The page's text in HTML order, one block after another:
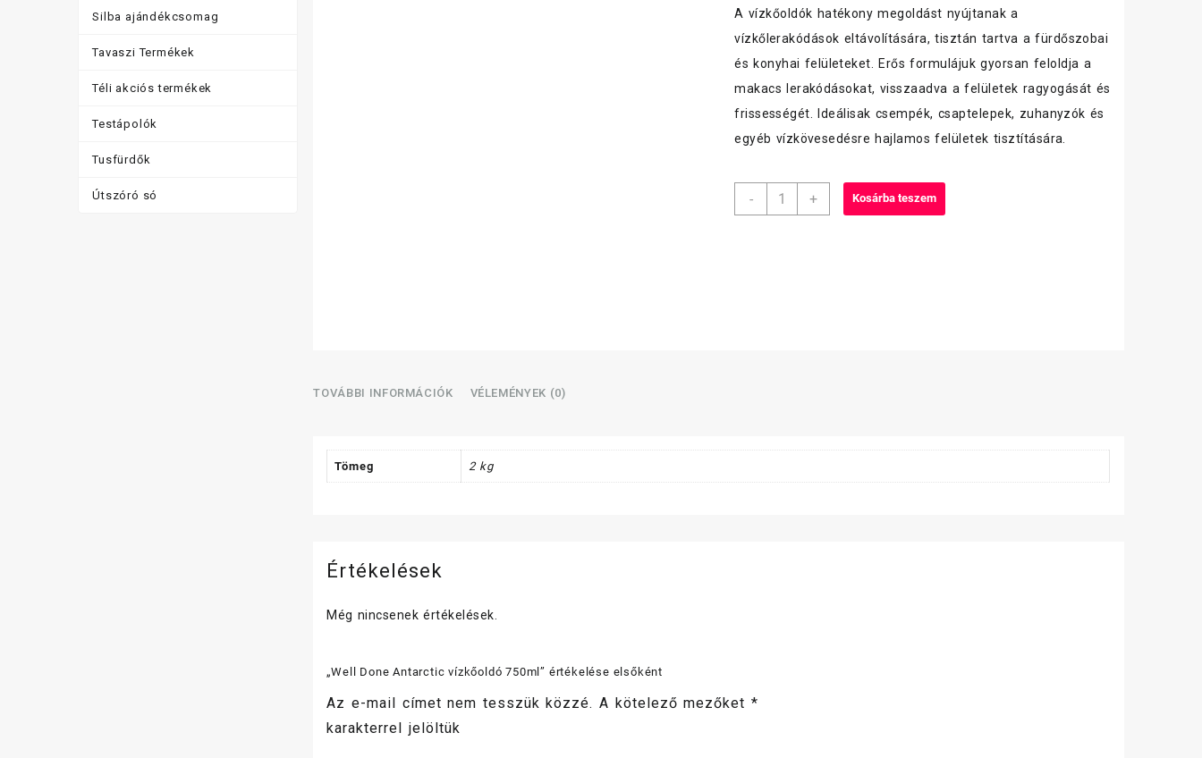
Silba ajándékcsomag
Tavaszi Termékek
Téli akciós termékek
Testápolók
Tusfürdők
Útszóró só
A vízkőoldók hatékony megoldást nyújtanak a
vízkőlerakódások eltávolítására, tisztán tartva a fürdőszobai
és konyhai felületeket. Erős formulájuk gyorsan feloldja a
makacs lerakódásokat, visszaadva a felületek ragyogását és
frissességét. Ideálisak csempék, csaptelepek, zuhanyzók és
egyéb vízkövesedésre hajlamos felületek tisztítására.
-
Well
+ Kosárba teszem
TOVÁBBI INFORMÁCIÓK VÉLEMÉNYEK (0)
Tömeg 2 kg
Értékelések
Még nincsenek értékelések.
„Well Done Antarctic vízkőoldó 750ml” értékelése elsőként
Az e-mail címet nem tesszük közzé. A kötelező mezőket *
karakterrel jelöltük